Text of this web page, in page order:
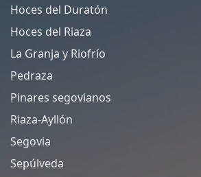
Hoces del Duratón
Hoces del Riaza
La Granja y Riofrío
Pedraza
Pinares segovianos
Riaza-Ayllón
Segovia
Sepúlveda